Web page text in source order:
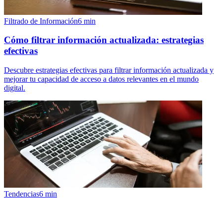
Filtrado de Información6 min
Cómo filtrar información actualizada: estrategias
efectivas
Descubre estrategias efectivas para filtrar información actualizada y
mejorar tu capacidad de acceso a datos relevantes en el mundo
digital.
Tendencias6 min